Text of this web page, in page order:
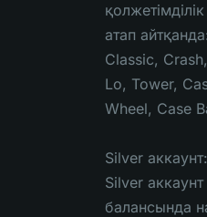
атап
Classic,
Lo, Tower,
Wheel, Case
Silver аккаунт:
Silver аккаунт
балансында